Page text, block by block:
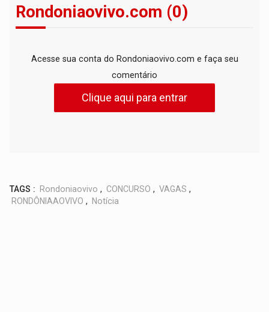
Rondoniaovivo.com (0)
Acesse sua conta do Rondoniaovivo.com e faça seu
comentário
Clique aqui para entrar
TAGS : Rondoniaovivo , CONCURSO , VAGAS ,
RONDÔNIAAOVIVO , Notícia